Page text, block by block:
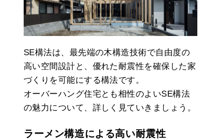
SE構法は、最先端の木構造技術で自由度の
高い空間設計と、優れた耐震性を確保した家
づくりを可能にする構法です。
オーバーハング住宅とも相性のよいSE構法
の魅力について、詳しく見ていきましょう。
ラーメン構造による高い耐震性